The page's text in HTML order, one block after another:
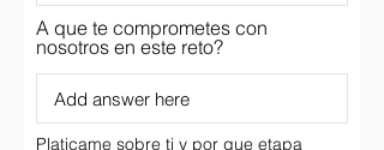
A que te comprometes con
nosotros en este reto?
Platicame sobre ti y por que etapa